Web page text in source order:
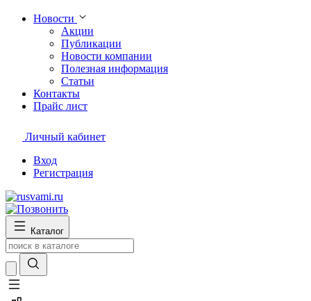
Новости
Акции
Публикации
Новости компании
Полезная информация
Статьи
Контакты
Прайс лист
Личный кабинет
Вход
Регистрация
Каталог